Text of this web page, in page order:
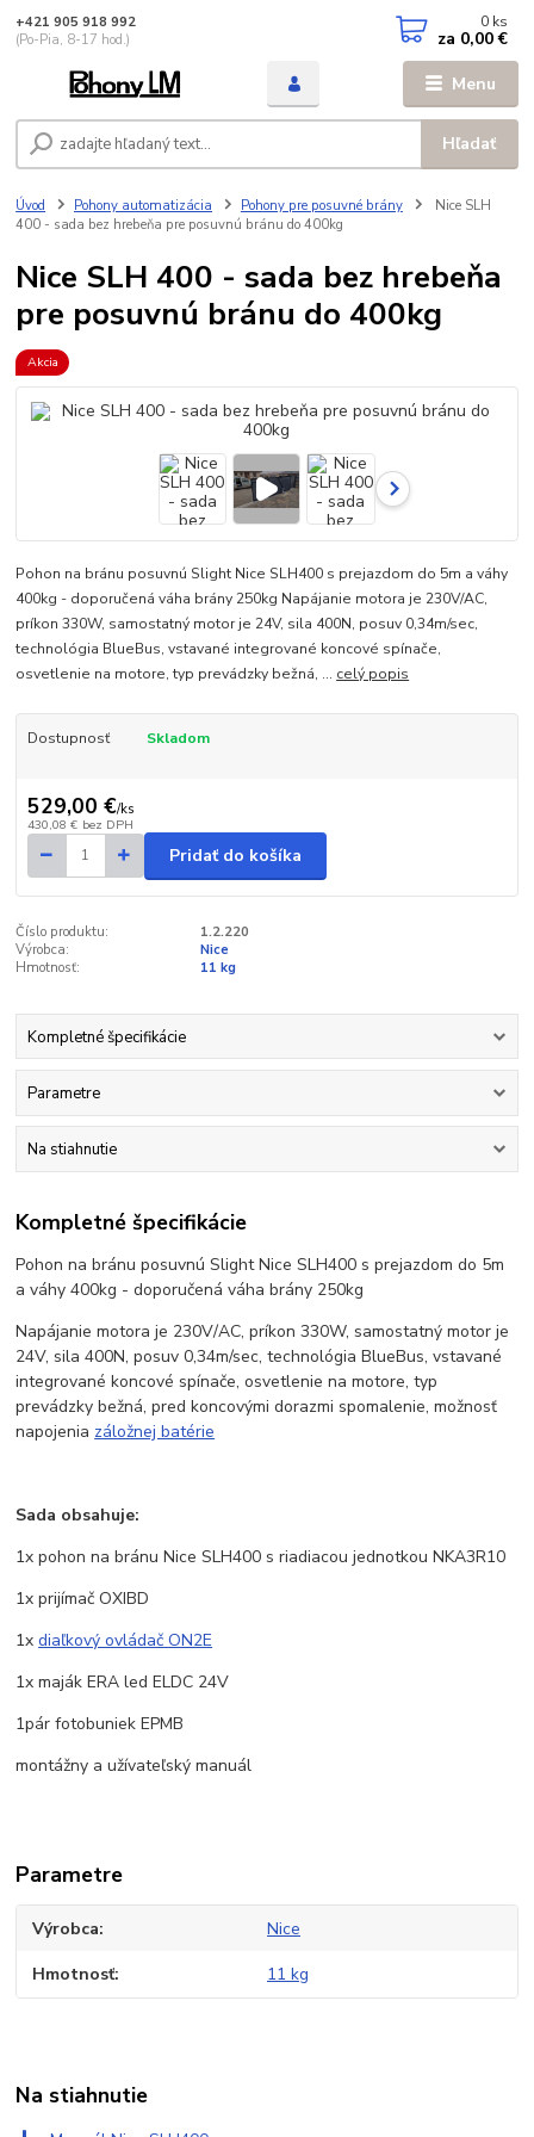
Menu
Hľadať
+421 905 918 992
(Po-Pia, 8-17 hod.)
0 ks
za 0,00 €
Úvod Pohony automatizácia Pohony pre posuvné brány
Nice SLH
400 - sada bez hrebeňa pre posuvnú bránu do 400kg
Nice SLH 400 - sada bez hrebeňa
pre posuvnú bránu do 400kg
Akcia
Pohon na bránu posuvnú Slight Nice SLH400 s prejazdom do 5m a váhy
400kg - doporučená váha brány 250kg Napájanie motora je 230V/AC,
príkon 330W, samostatný motor je 24V, sila 400N, posuv 0,34m/sec,
technológia BlueBus, vstavané integrované koncové spínače,
osvetlenie na motore, typ prevádzky bežná, ... celý popis
Dostupnosť Skladom
529,00 €/ks
430,08 € bez DPH
Pridať do košíka
Číslo produktu:
1.2.220
Výrobca:
Nice
Hmotnosť:
11 kg
Kompletné špecifikácie
Parametre
Na stiahnutie
Kompletné špecifikácie
Pohon na bránu posuvnú Slight Nice SLH400 s prejazdom do 5m
a váhy 400kg - doporučená váha brány 250kg
Napájanie motora je 230V/AC, príkon 330W, samostatný motor je
24V, sila 400N, posuv 0,34m/sec, technológia BlueBus, vstavané
integrované koncové spínače, osvetlenie na motore, typ
prevádzky bežná, pred koncovými dorazmi spomalenie, možnosť
napojenia záložnej batérie
Sada obsahuje:
1x pohon na bránu Nice SLH400 s riadiacou jednotkou NKA3R10
1x prijímač OXIBD
1xdiaľkový ovládač ON2E
1x maják ERA led ELDC 24V
1pár fotobuniek EPMB
montážny a užívateľský manuál
Parametre
Výrobca Nice
Hmotnosť 11 kg
Na stiahnutie